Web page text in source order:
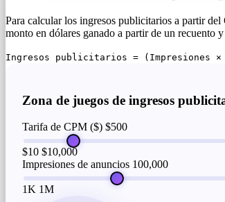
Para calcular los ingresos publicitarios a partir
monto en dólares ganado a partir de un recuento
Ingresos publicitarios = (Impresiones ×
Zona de juegos de ingresos
Tarifa de CPM ($) $500
$10 $10,000
Impresiones de anuncios 100,000
1K 1M